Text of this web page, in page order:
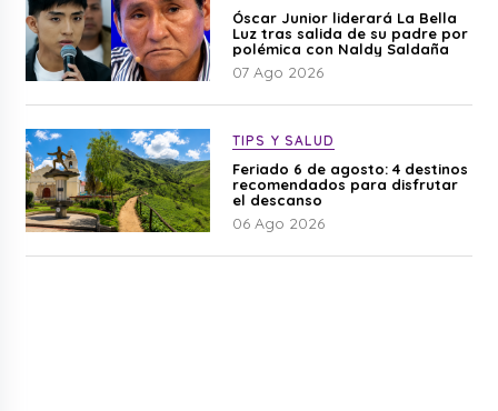
Óscar Junior liderará La Bella
Luz tras salida de su padre por
polémica con Naldy Saldaña
07 Ago 2026
TIPS Y SALUD
Feriado 6 de agosto: 4 destinos
recomendados para disfrutar
el descanso
06 Ago 2026